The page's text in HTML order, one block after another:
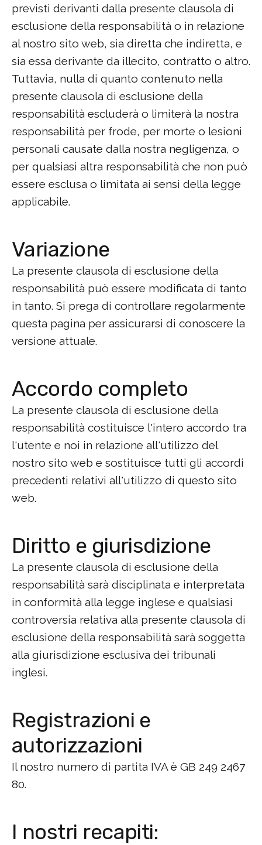
previsti derivanti dalla presente clausola di
esclusione della responsabilità o in relazione
al nostro sito web, sia diretta che indiretta, e
sia essa derivante da illecito, contratto o altro.
Tuttavia, nulla di quanto contenuto nella
presente clausola di esclusione della
responsabilità escluderà o limiterà la nostra
responsabilità per frode, per morte o lesioni
personali causate dalla nostra negligenza, o
per qualsiasi altra responsabilità che non può
essere esclusa o limitata ai sensi della legge
applicabile.
Variazione
La presente clausola di esclusione della
responsabilità può essere modificata di tanto
in tanto. Si prega di controllare regolarmente
questa pagina per assicurarsi di conoscere la
versione attuale.
Accordo completo
La presente clausola di esclusione della
responsabilità costituisce l'intero accordo tra
l'utente e noi in relazione all'utilizzo del
nostro sito web e sostituisce tutti gli accordi
precedenti relativi all'utilizzo di questo sito
web.
Diritto e giurisdizione
La presente clausola di esclusione della
responsabilità sarà disciplinata e interpretata
in conformità alla legge inglese e qualsiasi
controversia relativa alla presente clausola di
esclusione della responsabilità sarà soggetta
alla giurisdizione esclusiva dei tribunali
inglesi.
Registrazioni e
autorizzazioni
Il nostro numero di partita IVA è GB 249 2467
80.
I nostri recapiti: